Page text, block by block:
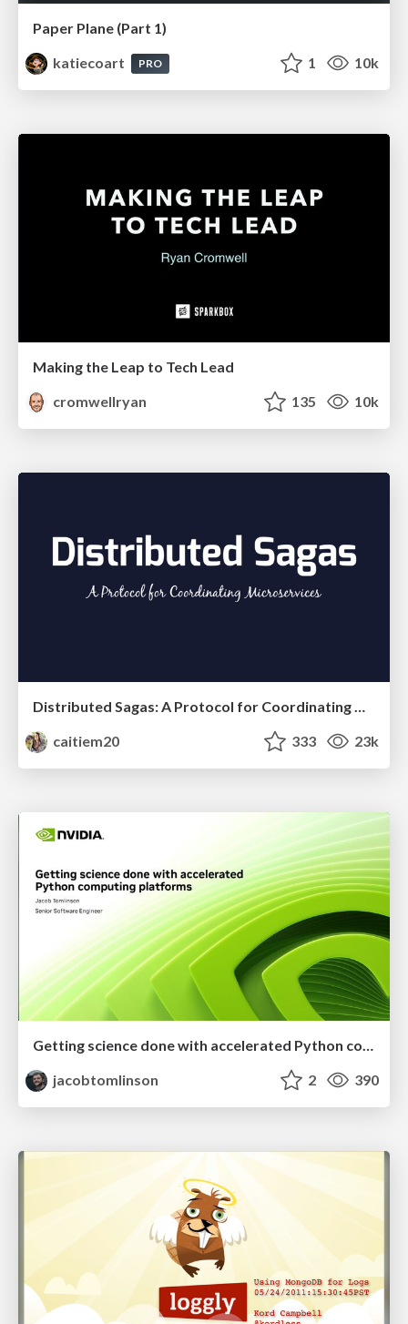
Paper Plane (Part 1)
katiecoart
PRO 1 10k
Making the Leap to Tech Lead
cromwellryan
135 10k
caitiem20
333 23k
Getting science done with accelerated Python computing platforms
jacobtomlinson
2 390